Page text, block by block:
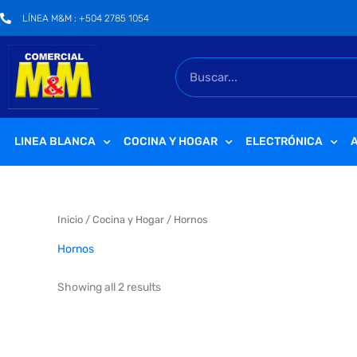
contenido
LÍNEA M&M : +504 2785 1054
Buscar
LINEA BLANCA COCINA Y HOGAR ELECTRÓNICA
Inicio / Cocina y Hogar / Hornos
Hornos
Showing all 2 results